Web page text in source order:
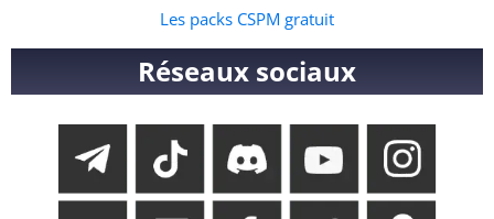
Les packs CSPM gratuit
Réseaux sociaux